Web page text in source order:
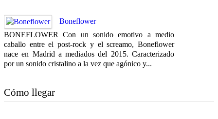
Boneflower
BONEFLOWER Con un sonido emotivo a medio
caballo entre el post-rock y el screamo, Boneflower
nace en Madrid a mediados del 2015. Caracterizado
por un sonido cristalino a la vez que agónico y...
Cómo llegar